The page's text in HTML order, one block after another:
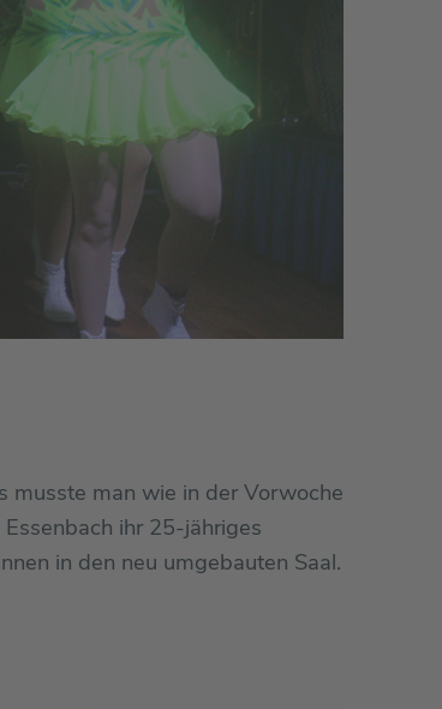
musste man wie in der Vorwoche
ihr 25-jähriges
in den neu umgebauten Saal.